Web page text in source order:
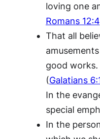
loving one
Romans 12:4
That all
good
(Galatians
In the
special
In the